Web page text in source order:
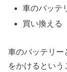
車のバッテ
買い換える
車のバッテリー
をかけるとい